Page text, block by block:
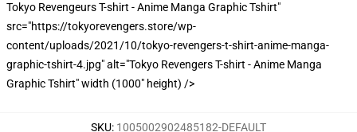
Tokyo Revengeurs T-shirt - Anime Manga Graphic Tshirt"
src="https://tokyorevengers.store/wp-
content/uploads/2021/10/tokyo-revengers-t-shirt-anime-manga-
graphic-tshirt-4.jpg" alt="Tokyo Revengers T-shirt - Anime Manga
Graphic Tshirt" width (1000" height) />
SKU: 1005002902485182-DEFAULT